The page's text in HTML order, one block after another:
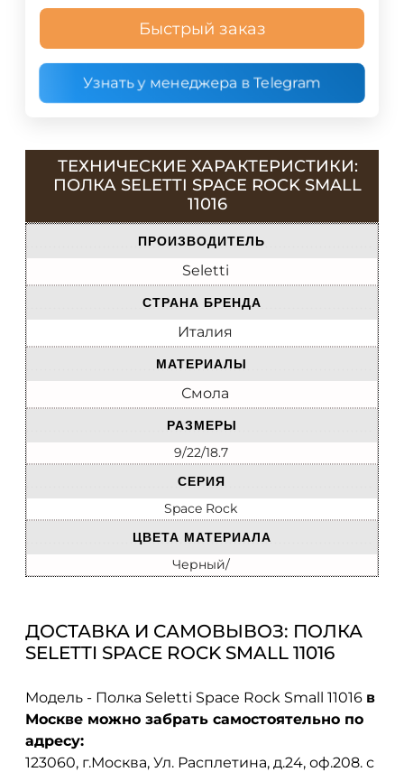
Быстрый заказ
Узнать у менеджера в Telegram
ТЕХНИЧЕСКИЕ ХАРАКТЕРИСТИКИ:
ПОЛКА SELETTI SPACE ROCK SMALL
11016
ПРОИЗВОДИТЕЛЬ
Seletti
СТРАНА БРЕНДА
Италия
МАТЕРИАЛЫ
Смола
РАЗМЕРЫ
9/22/18.7
СЕРИЯ
Space Rock
ЦВЕТА МАТЕРИАЛА
Черный/
ДОСТАВКА И САМОВЫВОЗ: ПОЛКА
SELETTI SPACE ROCK SMALL 11016
Модель - Полка Seletti Space Rock Small 11016 в
Москве можно забрать самостоятельно по
адресу:
123060, г.Москва, Ул. Расплетина, д.24, оф.208. с